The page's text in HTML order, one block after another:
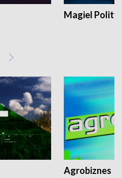
Magiel
Agrobiznes